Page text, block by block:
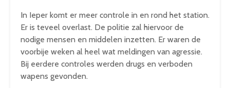
In Ieper komt er meer controle in en rond het station.
Er is teveel overlast. De politie zal hiervoor de
nodige mensen en middelen inzetten. Er waren de
voorbije weken al heel wat meldingen van agressie.
Bij eerdere controles werden drugs en verboden
wapens gevonden.